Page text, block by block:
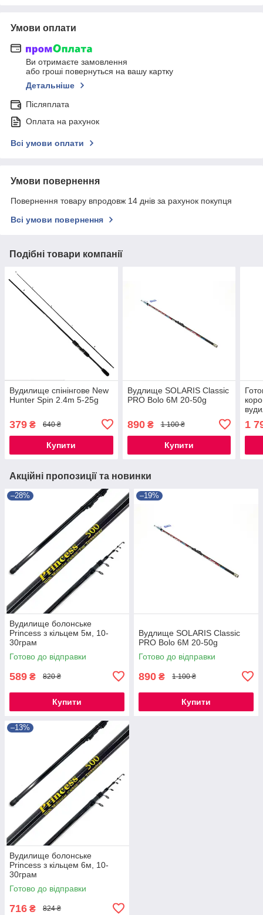
Умови оплати
Ви отримаєте замовлення
або гроші повернуться на вашу картку
Детальніше
Післяплата
Оплата на рахунок
Всі умови оплати
Умови повернення
Повернення товару впродовж 14 днів за рахунок покупця
Всі умови повернення
Подібні товари компанії
Вудилище спінінгове New
Hunter Spin 2.4m 5-25g
379 ₴ 640 ₴
Купити
Вудлище SOLARIS Classic
PRO Bolo 6М 20-50g
890₴ 1 100 ₴
Купити
1
Акційні пропозиції та новинки
–28%
Вудилище болонське
Princess з кільцем 5м, 10-
30грам
Готово до відправки
589 ₴ 820 ₴
Купити
–19%
Вудлище SOLARIS Classic
PRO Bolo 6М 20-50g
Готово до відправки
890 ₴ 1 100 ₴
Купити
–13%
Вудилище болонське
Princess з кільцем 6м, 10-
30грам
Готово до відправки
716 ₴ 824 ₴